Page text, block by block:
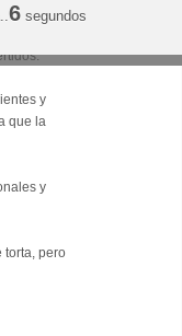
y
que la
y
torta, pero
5 segundos